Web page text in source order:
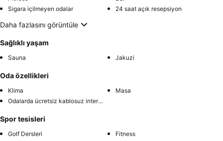
Sigara içilmeyen odalar
24 saat açık resepsiyon
Daha fazlasını görüntüle
Sağlıklı yaşam
Sauna Jakuzi
Oda özellikleri
Klima
Masa
Odalarda ücretsiz kablosuz internet
Spor tesisleri
Golf Dersleri Fitness